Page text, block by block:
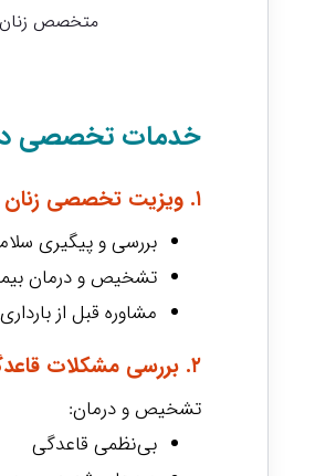
متخصص زنان
خدمات تخصصی
۱. ویزیت تخصصی زنان و بارداری
بررسی و پیگیری
تشخیص و درمان
مشاوره قبل از
۲. بررسی مشکلات قاعدگی و هورمونی
تشخیص و درمان:
بی‌نظمی قاعدگی